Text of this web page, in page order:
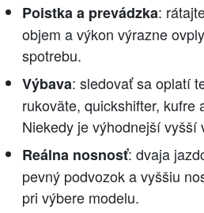
Poistka a prevádzka:
objem a výkon výrazne
spotrebu.
Výbava: sledovať sa oplatí
rukoväte, quickshifter, kufre
Niekedy je výhodnejší vyšší
Reálna nosnosť: dvaja
pevný podvozok a vyššiu
pri výbere modelu.